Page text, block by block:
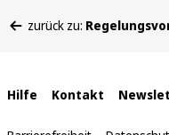
befinden
zurück zu:
Interne
Links
Hilfe Kontakt